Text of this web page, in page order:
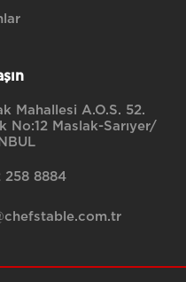
Mahallesi A.O.S. 52.
No:12 Maslak-Sarıyer/
258 8884